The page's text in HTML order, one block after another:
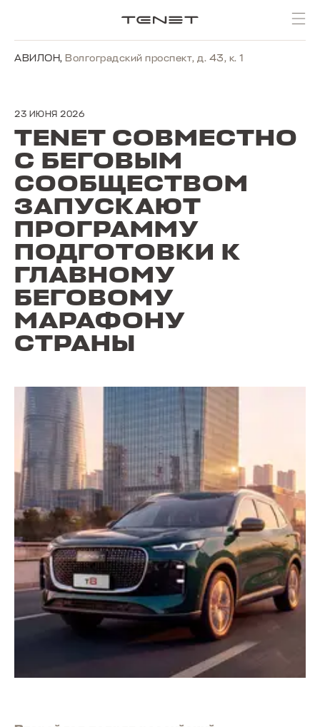
АВИЛОН, Волгоградский проспект, д. 43, к. 1
23 ИЮНЯ 2026
TENET СОВМЕСТНО
С БЕГОВЫМ
СООБЩЕСТВОМ
ЗАПУСКАЮТ
ПРОГРАММУ
ПОДГОТОВКИ К
ГЛАВНОМУ
БЕГОВОМУ
МАРАФОНУ
СТРАНЫ